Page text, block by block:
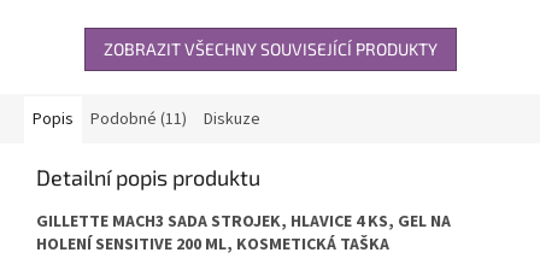
ZOBRAZIT VŠECHNY SOUVISEJÍCÍ PRODUKTY
Popis Podobné (11) Diskuze
Detailní popis produktu
GILLETTE MACH3 SADA STROJEK, HLAVICE 4 KS, GEL NA
HOLENÍ SENSITIVE 200 ML, KOSMETICKÁ TAŠKA